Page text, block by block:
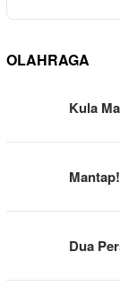
OLAHRAGA
Kula
Dua